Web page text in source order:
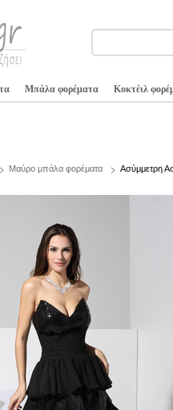
Μπάλα φορέματα Κοκτέιλ
Μαύρο μπάλα φορέματα Ασύμμετρη